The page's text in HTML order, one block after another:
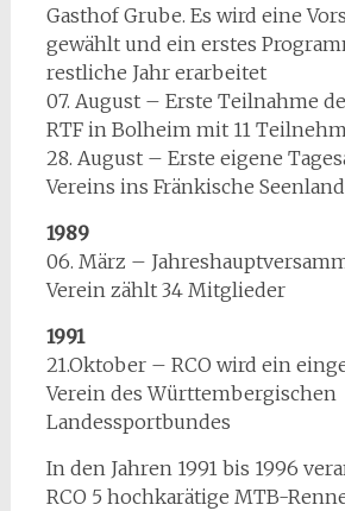
Gasthof Grube. Es wird eine
gewählt und ein erstes
restliche Jahr erarbeitet
07. August – Erste Teilnahme
RTF in Bolheim mit 11
28. August – Erste eigene
Vereins ins Fränkische Seenland
1989
06. März –
Verein zählt 34 Mitglieder
1991
21.Oktober – RCO wird ein
Verein des Württembergischen
Landessportbundes
In den Jahren 1991 bis 1996
RCO 5 hochkarätige MTB-